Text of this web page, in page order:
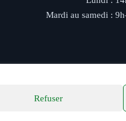
Refuser
Mardi au samedi :